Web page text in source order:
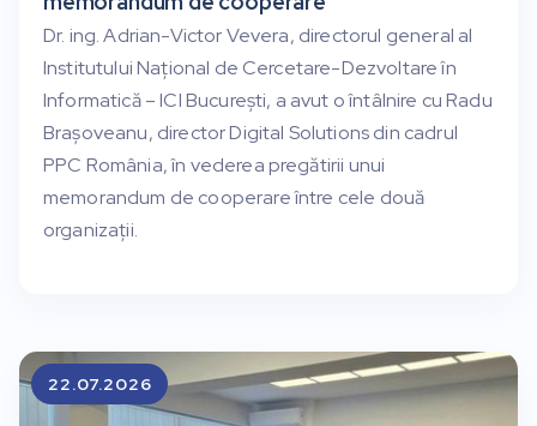
Dr. ing. Adrian-Victor Vevera, directorul general al
Institutului Național de Cercetare-Dezvoltare în
Informatică – ICI București, a avut o întâlnire cu Radu
Brașoveanu, director Digital Solutions din cadrul
PPC România, în vederea pregătirii unui
memorandum de cooperare între cele două
organizații.
22.07.2026